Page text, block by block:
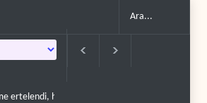
ertelendi, hesap kapanmadı..